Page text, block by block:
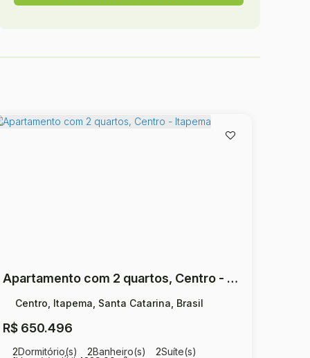
Apartamento com 2 quartos, Centro - Itapema
R$650.496
Centro, Itapema, Santa Catarina, Brasil
2Dormitório(s) 2Banheiro(s) 2Suíte(s)